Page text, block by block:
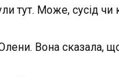
тут. Може, сусід
Вона сказала,